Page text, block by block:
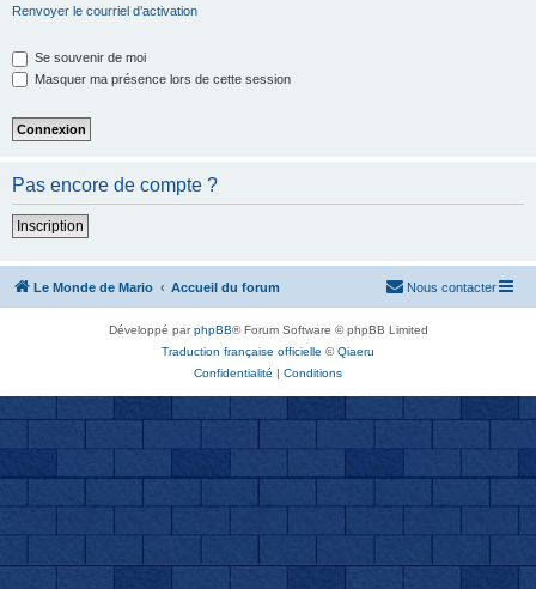
Renvoyer le courriel d’activation
Se souvenir de moi
Masquer ma présence lors de cette session
Pas encore de compte ?
Inscription
Le Monde de Mario Accueil du forum Nous contacter
Développé parphpBB® Forum Software © phpBB Limited
Traduction française officielle ©Qiaeru
Confidentialité | Conditions